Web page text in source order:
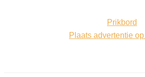
Prikbord
Plaats advertentie